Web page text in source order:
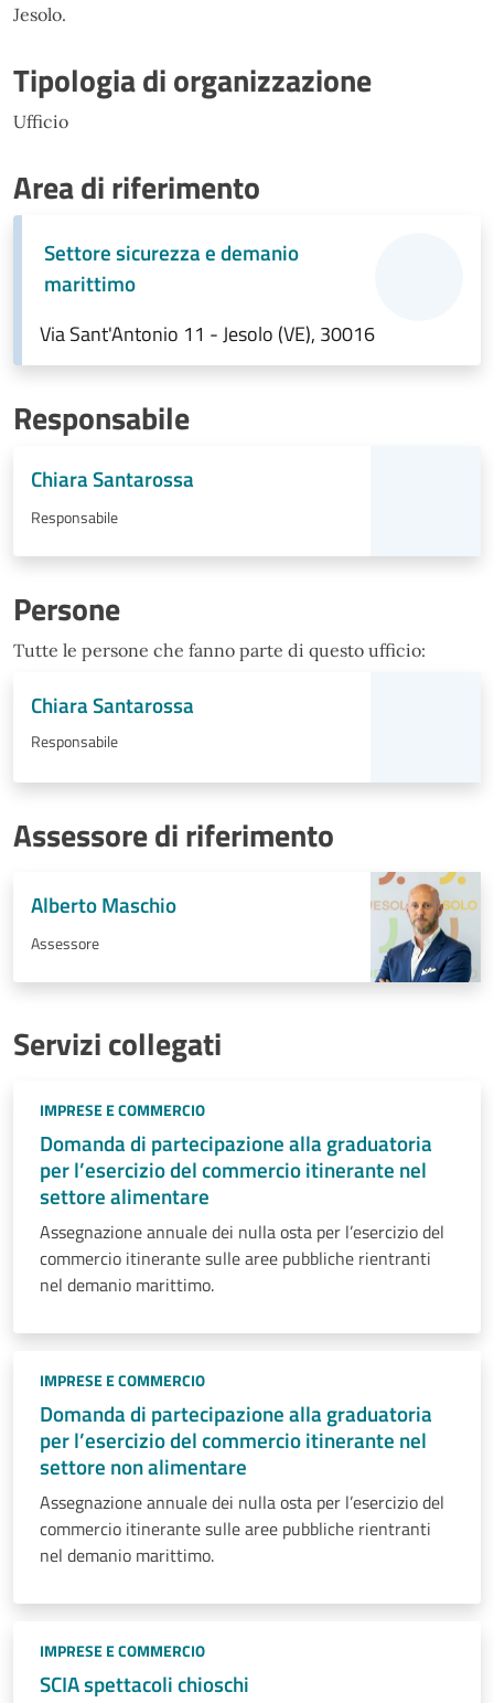
Jesolo.
Tipologia di organizzazione
Ufficio
Area di riferimento
Settore sicurezza e demanio
marittimo
Via Sant'Antonio 11 - Jesolo (VE), 30016
Responsabile
Chiara Santarossa
Responsabile
Persone
Tutte le persone che fanno parte di questo ufficio:
Chiara Santarossa
Responsabile
Assessore di riferimento
Alberto Maschio
Assessore
Servizi collegati
IMPRESE E COMMERCIO
Domanda di partecipazione alla graduatoria
per l’esercizio del commercio itinerante nel
settore alimentare
Assegnazione annuale dei nulla osta per l’esercizio del
commercio itinerante sulle aree pubbliche rientranti
nel demanio marittimo.
IMPRESE E COMMERCIO
Domanda di partecipazione alla graduatoria
per l’esercizio del commercio itinerante nel
settore non alimentare
Assegnazione annuale dei nulla osta per l’esercizio del
commercio itinerante sulle aree pubbliche rientranti
nel demanio marittimo.
IMPRESE E COMMERCIO
SCIA spettacoli chioschi